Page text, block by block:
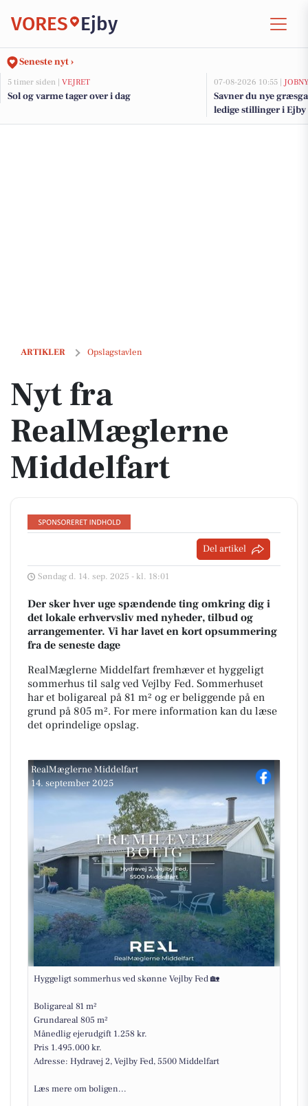
VORES Ejby
Seneste nyt ›
5 timer siden | VEJRET
Sol og varme tager over i dag
07-08-2026 10:55 |
Savner du nye
ledige stillinger i
ARTIKLER Opslagstavlen
Nyt fra RealMæglerne Middelfart
Nyt fra
RealMæglerne
Middelfart
Del artikel
Søndag d. 14. sep. 2025 - kl. 18:01
Der sker hver uge spændende ting omkring dig i
det lokale erhvervsliv med nyheder, tilbud og
arrangementer. Vi har lavet en kort opsummering
fra de seneste dage
RealMæglerne Middelfart fremhæver et hyggeligt
sommerhus til salg ved Vejlby Fed. Sommerhuset
har et boligareal på 81 m² og er beliggende på en
grund på 805 m². For mere information kan du læse
det oprindelige opslag.
RealMæglerne Middelfart
14. september 2025
Hyggeligt sommerhus ved skønne Vejlby Fed 🏡
Boligareal 81 m²
Grundareal 805 m²
Månedlig ejerudgift 1.258 kr.
Pris 1.495.000 kr.
Adresse: Hydravej 2, Vejlby Fed, 5500 Middelfart
Læs mere om boligen...